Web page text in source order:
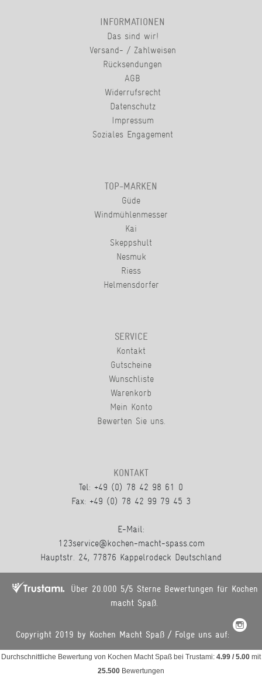
INFORMATIONEN
Das sind wir!
Versand- / Zahlweisen
Rücksendungen
AGB
Widerrufsrecht
Datenschutz
Impressum
Soziales Engagement
TOP-MARKEN
Güde
Windmühlenmesser
Kai
Skeppshult
Nesmuk
Riess
Helmensdorfer
SERVICE
Kontakt
Gutscheine
Wunschliste
Warenkorb
Mein Konto
Bewerten Sie uns.
KONTAKT
Tel: +49 (0) 78 42 98 61 0
Fax: +49 (0) 78 42 99 79 45 3
E-Mail:
123service@kochen-macht-spass.com
Hauptstr. 24, 77876 Kappelrodeck Deutschland
Über 20.000 5/5 Sterne Bewertungen für Kochen
macht Spaß.
Copyright 2019 by Kochen Macht Spaß / Folge uns auf:
Durchschnittliche Bewertung von Kochen Macht Spaß bei Trustami: 4.99 / 5.00 mit
25.500 Bewertungen